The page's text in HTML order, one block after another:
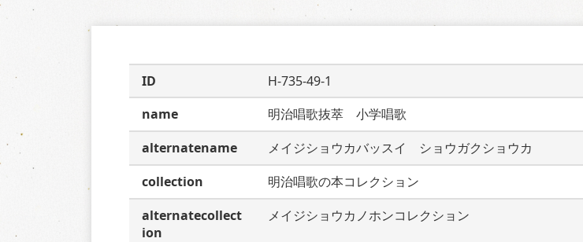
ID
H-735-49-1
name
明治唱歌抜萃　小学唱歌
alternatename
メイジショウカバッスイ　ショウガクショウカ
collection
明治唱歌の本コレクション
alternatecollect
ion
メイジショウカノホンコレクション